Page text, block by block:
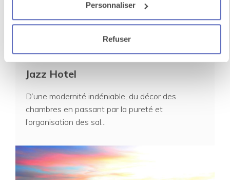
Personnaliser
Refuser
Jazz Hotel
D’une modernité indéniable, du décor des
chambres en passant par la pureté et
l’organisation des sal...